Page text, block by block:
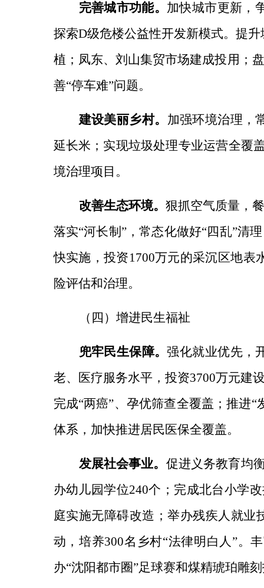
完善城市功能。 加快城市更新，
探索D级危楼公益性开发新模式。提升
植；凤东、刘山集贸市场建成投用；
善“停车难”问题。
建设美丽乡村。 加强环境治理，
延长米；实现垃圾处理专业运营全覆
境治理项目 。
改善生态环境。 狠抓空气质量，
落实“河长制”，常态化做好“四乱”清
快实施，投资1700万元的采沉区地表
险评估和治理。
（四）增进民生福祉
兜牢民生保障。强化就业优先，
老、医疗服务水平， 投资3700万元建
完成“两癌”、孕优筛查全覆盖；推进“
体系，加快推进居民医保全覆盖。
发展社会事业。 促进义务教育均
办幼儿园学位240个；完成北台小学
庭实施无障碍改造；举办残疾人就业
动，培养300名乡村“法律明白人”。
办“沈阳都市圈”足球赛和煤精琥珀雕